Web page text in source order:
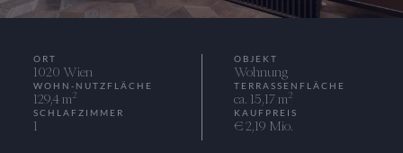
ORT
1020 Wien
OBJEKT
Wohnung
WOHN-NUTZFLÄCHE
129,4 m 2
TERRASSENFLÄCHE
ca. 15,17 m 2
SCHLAFZIMMER
1
KAUFPREIS
€ 2,19 Mio.